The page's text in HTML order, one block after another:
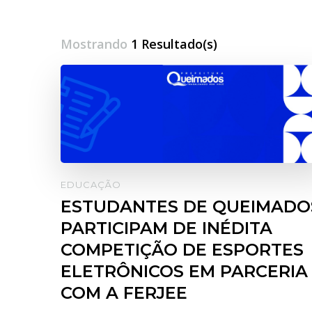
Mostrando 1 Resultado(s)
EDUCAÇÃO
ESTUDANTES DE
PARTICIPAM DE INÉDITA
COMPETIÇÃO DE ESPORTES
ELETRÔNICOS EM PARCERIA
COM A FERJEE